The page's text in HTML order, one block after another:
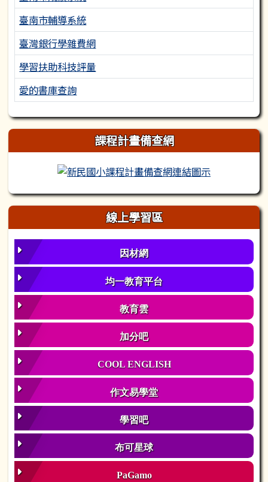
臺南市輔導系統
臺灣銀行學雜費網
學習扶助科技評量
愛的書庫查詢
課程計畫備查網
新民國小課
線上學習區
因材網
均一教育平台
教育雲
加分吧
COOL ENGLISH
作文易學堂
學習吧
布可星球
PaGamo